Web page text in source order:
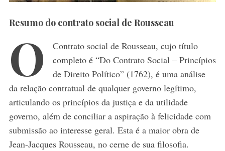
Resumo do contrato social de Rousseau
O
Contrato social de Rousseau, cujo título
completo é “Do Contrato Social – Princípios
de Direito Político” (1762), é uma análise
da relação contratual de qualquer governo legítimo,
articulando os princípios da justiça e da utilidade
governo, além de conciliar a aspiração à felicidade com
submissão ao interesse geral. Esta é a maior obra de
Jean-Jacques Rousseau, no cerne de sua filosofia.